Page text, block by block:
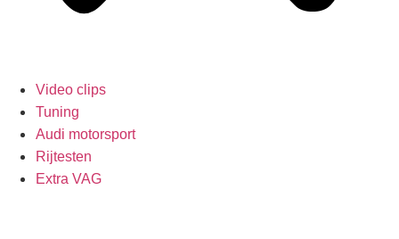
Video clips
Tuning
Audi motorsport
Rijtesten
Extra VAG